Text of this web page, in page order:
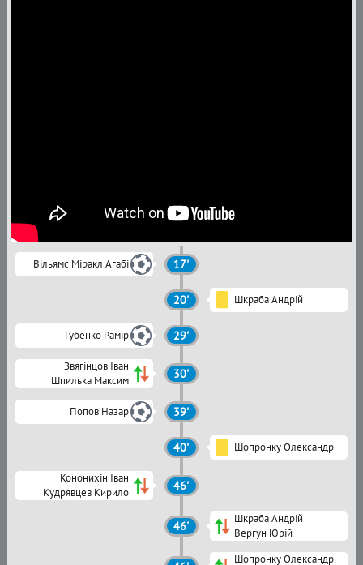
Вільямс Міракл Агабі 17'
20' Шкраба Андрій
Губенко Рамір 29'
Звягінцов Іван
Шпилька Максим
30'
Попов Назар 39'
40' Шопронку Олександр
Кононихін Іван
Кудрявцев Кирило
46'
46'
Шкраба Андрій
Вергун Юрій
Шопронку Олександр